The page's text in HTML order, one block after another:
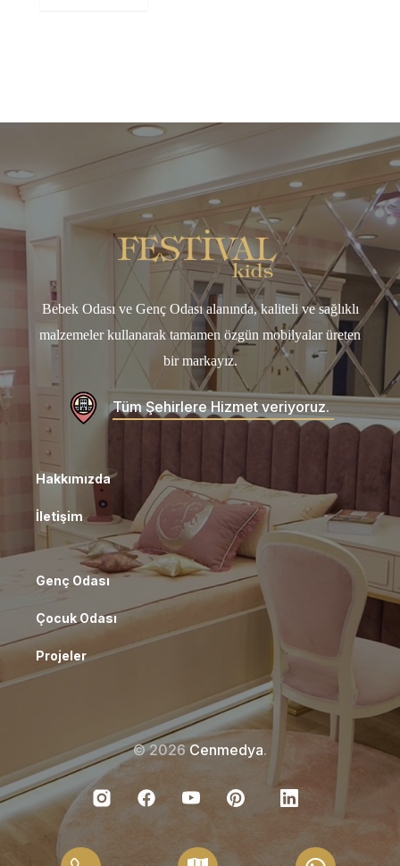
Bebek Odası ve Genç Odası alanında, kaliteli ve sağlıklı
malzemeler kullanarak tamamen özgün mobilyalar üreten
bir markayız.
Tüm Şehirlere Hizmet veriyoruz.
Hakkımızda
İletişim
Genç Odası
Çocuk Odası
Projeler
© 2026 Cenmedya.